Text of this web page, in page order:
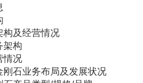
构及经营情况
架构
情况
刚石业务布局及发展状况